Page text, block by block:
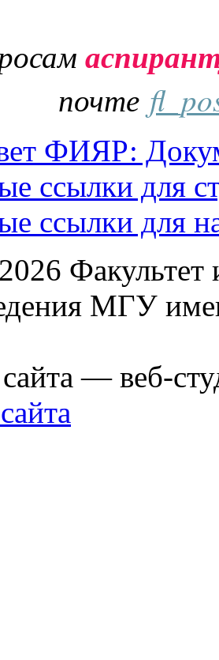
почте
ФИЯР:
ссылки для
ссылки для
Факультет
МГУ
— веб-